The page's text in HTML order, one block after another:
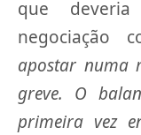
que
negociação
apostar numa
greve. O
primeira vez